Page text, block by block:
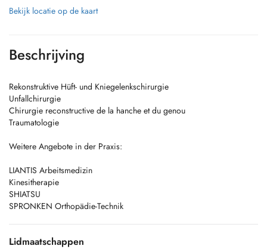
Bekijk locatie op de kaart
Beschrijving
Rekonstruktive Hüft- und Kniegelenkschirurgie
Unfallchirurgie
Chirurgie reconstructive de la hanche et du genou
Traumatologie
Weitere Angebote in der Praxis:
LIANTIS Arbeitsmedizin
Kinesitherapie
SHIATSU
SPRONKEN Orthopädie-Technik
Lidmaatschappen